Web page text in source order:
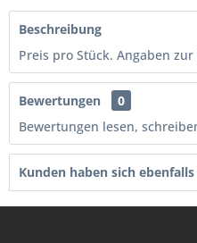
Beschreibung
Preis pro Stück. Angaben
Bewertungen
0
Bewertungen lesen,
Kunden haben sich